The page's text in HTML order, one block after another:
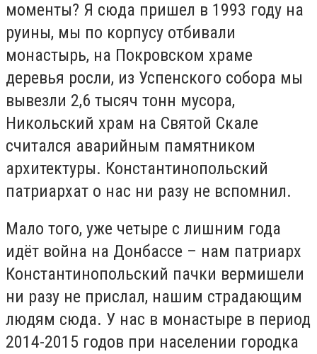
моменты? Я сюда пришел в 1993 году на
руины, мы по корпусу отбивали
монастырь, на Покровском храме
деревья росли, из Успенского собора мы
вывезли 2,6 тысяч тонн мусора,
Никольский храм на Святой Скале
считался аварийным памятником
архитектуры. Константинопольский
патриархат о нас ни разу не вспомнил.
Мало того, уже четыре с лишним года
идёт война на Донбассе – нам патриарх
Константинопольский пачки вермишели
ни разу не прислал, нашим страдающим
людям сюда. У нас в монастыре в период
2014-2015 годов при населении городка